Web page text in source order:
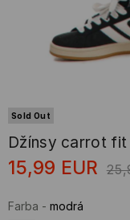
Sold Out
Džínsy carrot fit
15,99 EUR
Farba - modrá